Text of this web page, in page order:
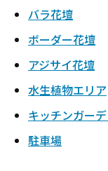
バラ花壇
ボーダー花壇
アジサイ花壇
水生植物エリア
キッチンガー
駐車場